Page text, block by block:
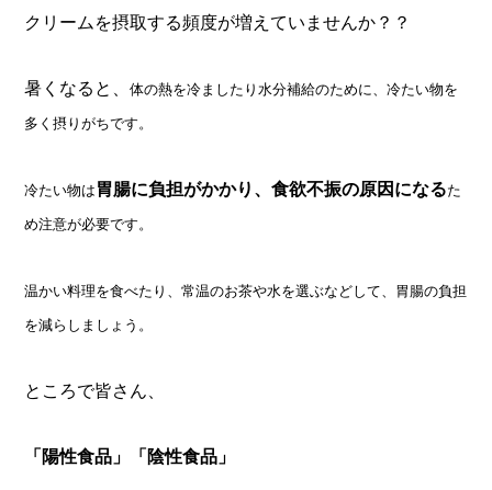
クリームを摂取する頻度が増えていませんか？？
暑くなると、体の熱を冷ましたり水分補給のために、冷たい物を
多く摂りがちです。
冷たい物は 胃腸に負担がかかり、食欲不振の原因になるた
め注意が必要です。
温かい料理を食べたり、常温のお茶や水を選ぶなどして、胃腸の負担
を減らしましょう。
ところで皆さん、
「陽性食品」 「陰性食品」